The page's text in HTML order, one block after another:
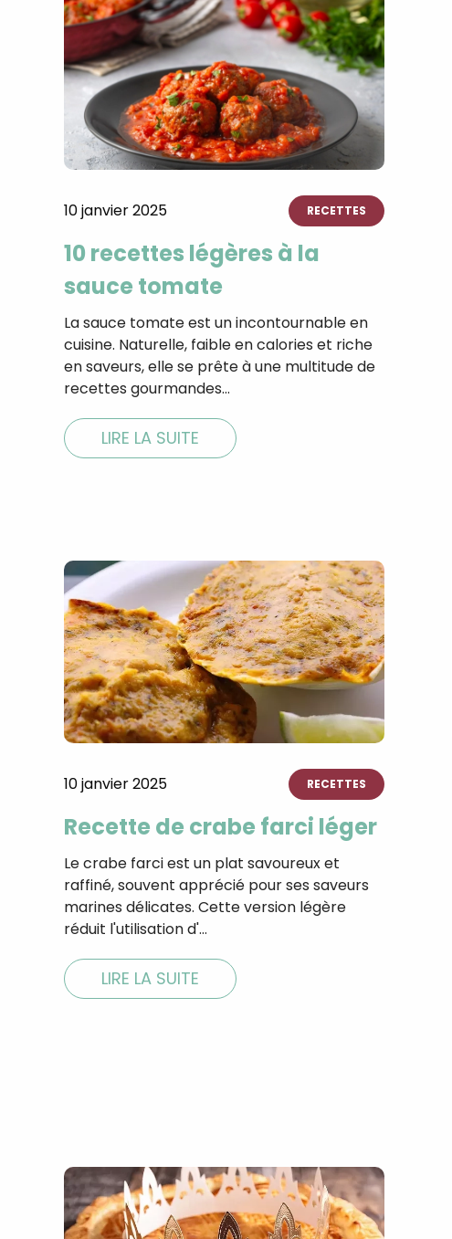
10 janvier 2025 RECETTES
10 recettes légères à la
sauce tomate
La sauce tomate est un incontournable en
cuisine. Naturelle, faible en calories et riche
en saveurs, elle se prête à une multitude de
recettes gourmandes…
LIRE LA SUITE
10 janvier 2025 RECETTES
Recette de crabe farci léger
Le crabe farci est un plat savoureux et
raffiné, souvent apprécié pour ses saveurs
marines délicates. Cette version légère
réduit l'utilisation d'…
LIRE LA SUITE